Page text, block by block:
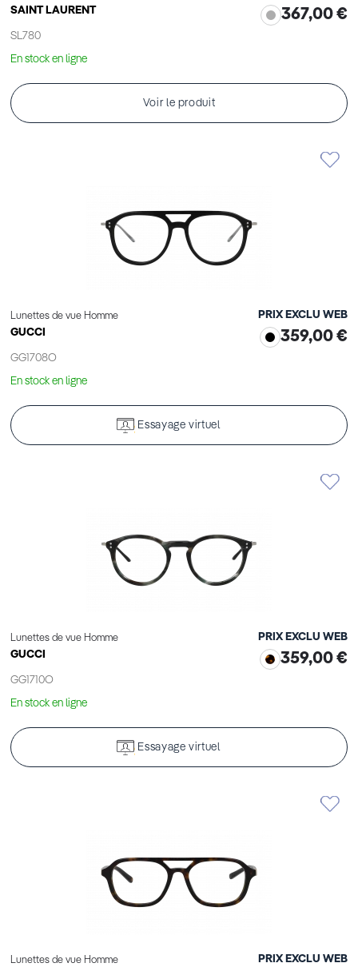
SAINT LAURENT
SL780
367,00 €
En stock en ligne
Voir le produit
Lunettes de vue Homme
GUCCI
GG1708O
PRIX EXCLU WEB
359,00 €
En stock en ligne
Essayage virtuel
Lunettes de vue Homme
GUCCI
GG1710O
PRIX EXCLU WEB
359,00 €
En stock en ligne
Essayage virtuel
Lunettes de vue Homme PRIX EXCLU WEB